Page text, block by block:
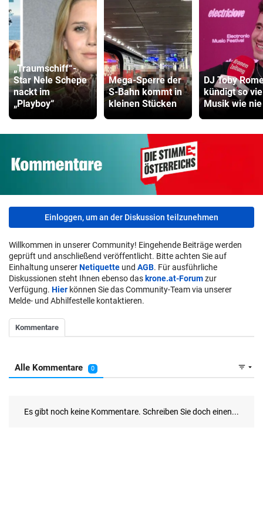
„Traumschiff“-
Star Nele Schepe
nackt im
„Playboy“
Mega-Sperre der
S-Bahn kommt in
kleinen Stücken
DJ Toby
kündigt so
Musik wie
Einloggen, um an der Diskussion teilzunehmen
Willkommen in unserer Community! Eingehende Beiträge werden
geprüft und anschließend veröffentlicht. Bitte achten Sie auf
Einhaltung unsererNetiquette und AGB. Für ausführliche
Diskussionen steht Ihnen ebenso das krone.at-Forumzur
Verfügung. Hier können Sie das Community-Team via unserer
Melde- und Abhilfestelle kontaktieren.